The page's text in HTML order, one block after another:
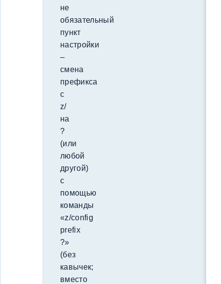
не
обязательный
пункт
настройки
–
смена
префикса
с
z/
на
?
(или
любой
другой)
с
помощью
команды
«z/config
prefix
?»
(без
кавычек;
вместо